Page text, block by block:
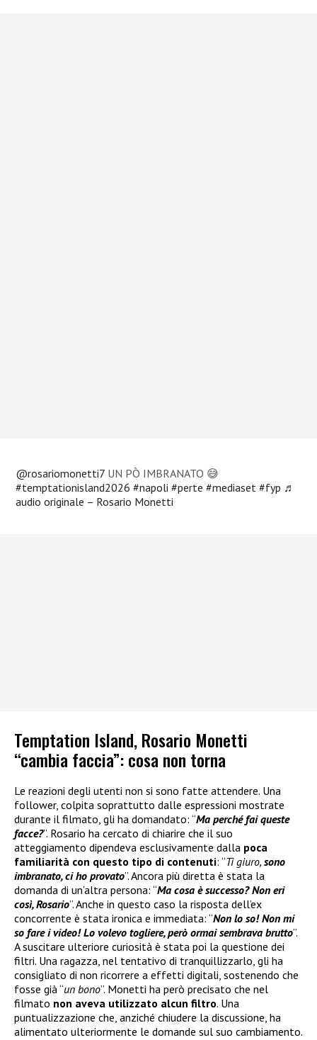
@rosariomonetti7 UN PÒ IMBRANATO 😅
#temptationisland2026 #napoli #perte #mediaset #fyp ♬
audio originale – Rosario Monetti
Temptation Island, Rosario Monetti
“cambia faccia”: cosa non torna
Le reazioni degli utenti non si sono fatte attendere. Una
follower, colpita soprattutto dalle espressioni mostrate
durante il filmato, gli ha domandato: “Ma perché fai queste
facce?”. Rosario ha cercato di chiarire che il suo
atteggiamento dipendeva esclusivamente dalla poca
familiarità con questo tipo di contenuti: “Ti giuro, sono
imbranato, ci ho provato”. Ancora più diretta è stata la
domanda di un’altra persona: “Ma cosa è successo? Non eri
così, Rosario”. Anche in questo caso la risposta dell’ex
concorrente è stata ironica e immediata: “Non lo so! Non mi
so fare i video! Lo volevo togliere, però ormai sembrava brutto”.
A suscitare ulteriore curiosità è stata poi la questione dei
filtri. Una ragazza, nel tentativo di tranquillizzarlo, gli ha
consigliato di non ricorrere a effetti digitali, sostenendo che
fosse già “un bono”. Monetti ha però precisato che nel
filmato non aveva utilizzato alcun filtro. Una
puntualizzazione che, anziché chiudere la discussione, ha
alimentato ulteriormente le domande sul suo cambiamento.